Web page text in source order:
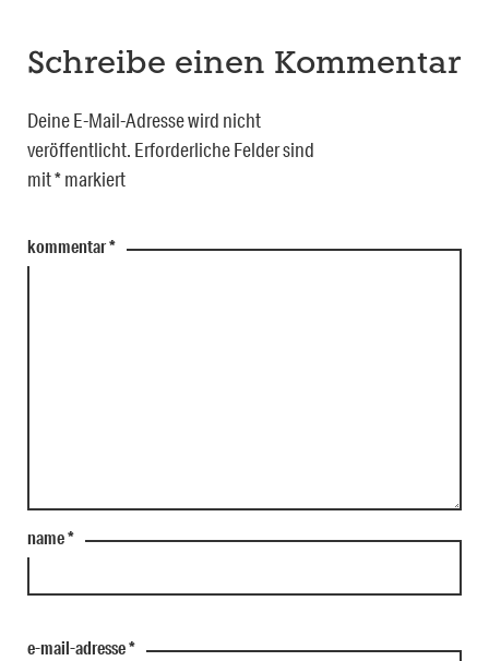
Schreibe einen Kommentar
Deine E-Mail-Adresse wird nicht
veröffentlicht. Erforderliche Felder sind
mit*markiert
kommentar*
name*
e-mail-adresse*